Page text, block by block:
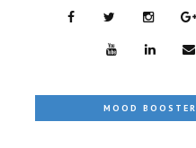
MOOD BOOSTER